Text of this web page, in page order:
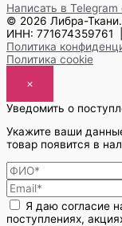
Написать в Telegram
© 2026 Либра-
ИНН: 771674359761
Политика
Политика cookie
×
Уведомить о
Укажите ваши
товар появится в
Я даю согласие
поступлениях,